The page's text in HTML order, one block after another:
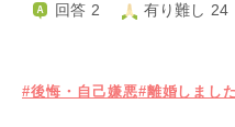
回答 2 有り難し 24
#後悔・自己嫌悪#離婚しました